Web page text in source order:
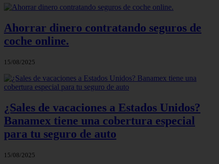
Ahorrar dinero contratando seguros de
coche online.
15/08/2025
¿Sales de vacaciones a Estados Unidos?
Banamex tiene una cobertura especial
para tu seguro de auto
15/08/2025